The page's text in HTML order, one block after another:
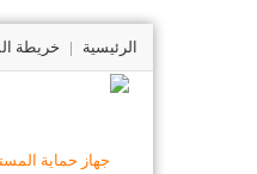
الرئيسية | خريطة